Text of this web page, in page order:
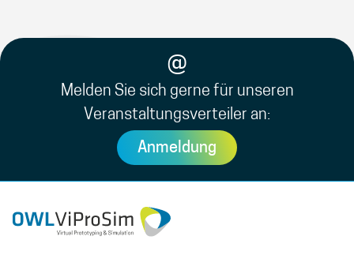
@
Melden Sie sich gerne für unseren
Veranstaltungsverteiler an:
Anmeldung